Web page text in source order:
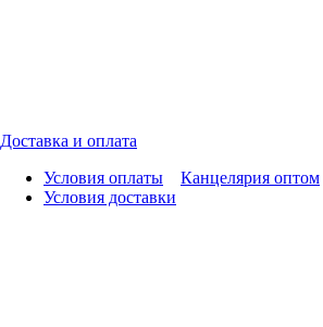
Доставка и оплата
Условия оплаты
Условия доставки
Канцелярия оптом